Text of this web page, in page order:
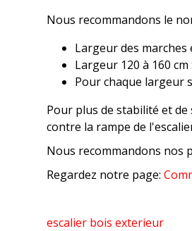
Nous recommandons le
Largeur des marches
Largeur 120 à 160
Pour chaque largeur
Pour plus de stabilité et
contre la rampe de
Nous recommandons nos
Regardez notre page:
escalier bois exterieur